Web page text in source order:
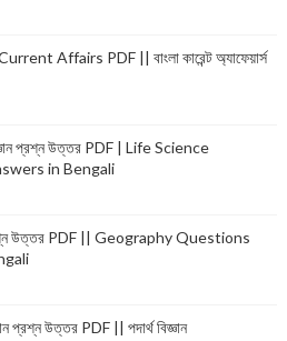
Affairs PDF || বাংলা কারেন্ট অ্যাফেয়ার্স
প্রশ্ন উত্তর PDF | Life Science
in Bengali
উত্তর PDF || Geography Questions
প্রশ্ন উত্তর PDF || পদার্থ বিজ্ঞান